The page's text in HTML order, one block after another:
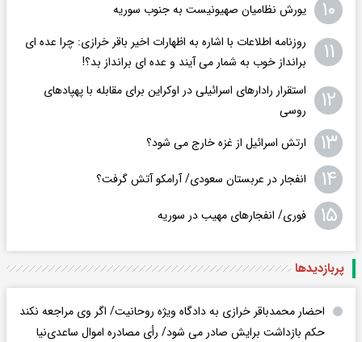
۱۰ یورش نظامیان صهیونیست به جنوب سوریه
۱۱
روزنامه اطلاعات با اشاره به اظهارات اخیر باقر خرازی: چرا عده ای
برانداز خوب به شمار می آیند و عده ای برانداز بد؟!
۱۲
استقرار رادارهای اسرائیلی در اوکراین برای مقابله با پهپادهای
روسی
۱۳ ارتش اسرائیل از غزه خارج می شود؟
۱۴ انفجار در عربستان سعودی/ آرامکو آتش گرفت؟
۱۵ فوری/ انفجارهای مهیب در سوریه
پربازدید‌ها
احضار محمدباقر خرازی به دادگاه ویژه روحانیت/ اگر وی مراجعه نکند
حکم بازداشت برایش صادر می شود/ رأی مصادره اموال ساعدی‌نیا